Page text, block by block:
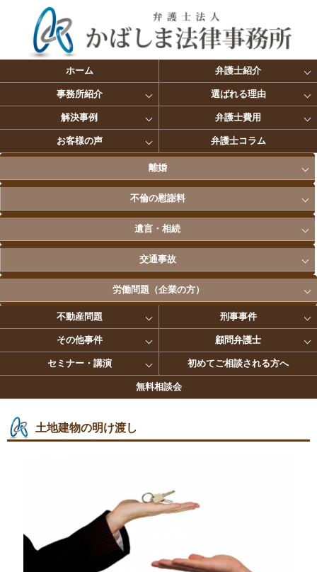
ホーム 弁護士紹介
事務所紹介 選ばれる理由
解決事例 弁護士費用
お客様の声 弁護士コラム
離婚
不倫の慰謝料
遺言・相続
交通事故
労働問題（企業の方）
不動産問題 刑事事件
その他事件 顧問弁護士
セミナー・講演 初めてご相談される方へ
無料相談会
土地建物の明け渡し